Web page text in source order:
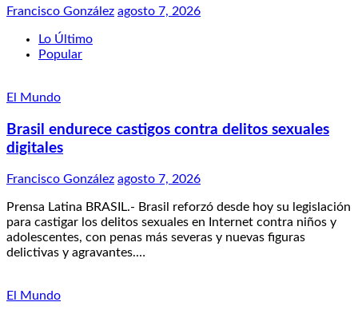
Francisco González agosto 7, 2026
Lo Último
Popular
El Mundo
Brasil endurece castigos contra delitos sexuales
digitales
Francisco González agosto 7, 2026
Prensa Latina BRASIL.- Brasil reforzó desde hoy su legislación
para castigar los delitos sexuales en Internet contra niños y
adolescentes, con penas más severas y nuevas figuras
delictivas y agravantes.…
El Mundo